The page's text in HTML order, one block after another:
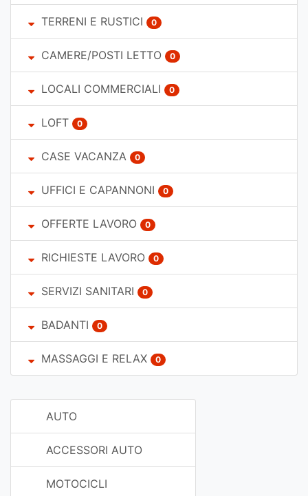
TERRENI E RUSTICI 0
CAMERE/POSTI LETTO 0
LOCALI COMMERCIALI 0
LOFT 0
CASE VACANZA 0
UFFICI E CAPANNONI 0
OFFERTE LAVORO 0
RICHIESTE LAVORO 0
SERVIZI SANITARI 0
BADANTI 0
MASSAGGI E RELAX 0
AUTO
ACCESSORI AUTO
MOTOCICLI